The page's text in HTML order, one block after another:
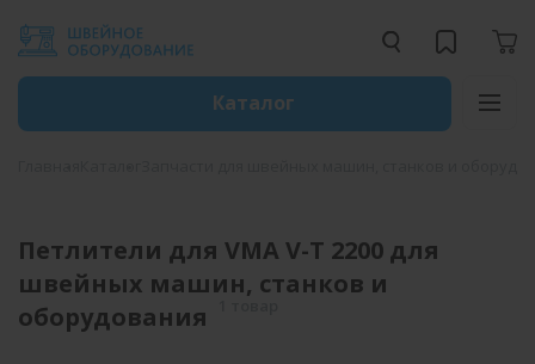
Каталог
Петлители для VMA V-T 2200 для
швейных машин, станков и
оборудования